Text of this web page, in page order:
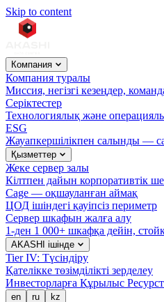
Skip to content
Компания
Компания туралы
Миссия, негізгі кезеңдер,
Серіктестер
Технологиялық және
ESG
Жауапкершілікпен салынды —
Қызметтер
Жеке сервер залы
Кілтпен дайын корпоративтік
Cage — оқшауланған аймақ
ЦОД ішіндегі қауіпсіз периметр
Сервер шкафын жалға алу
1-ден 1 000+ шкафқа дейін,
AKASHI ішінде
Tier IV: Түсіндіру
Қателікке төзімділікті зерделеу
Инвесторларға Құрылыс
en ru kz